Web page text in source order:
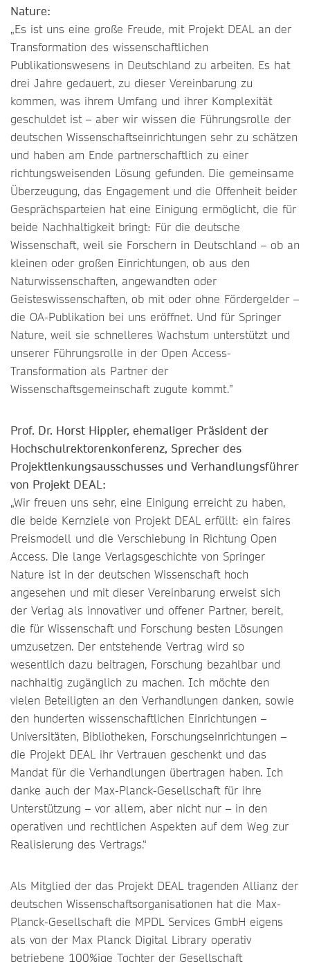
Nature:
„Es ist uns eine große Freude, mit Projekt DEAL an der
Transformation des wissenschaftlichen
Publikationswesens in Deutschland zu arbeiten. Es hat
drei Jahre gedauert, zu dieser Vereinbarung zu
kommen, was ihrem Umfang und ihrer Komplexität
geschuldet ist – aber wir wissen die Führungsrolle der
deutschen Wissenschaftseinrichtungen sehr zu schätzen
und haben am Ende partnerschaftlich zu einer
richtungsweisenden Lösung gefunden. Die gemeinsame
Überzeugung, das Engagement und die Offenheit beider
Gesprächsparteien hat eine Einigung ermöglicht, die für
beide Nachhaltigkeit bringt: Für die deutsche
Wissenschaft, weil sie Forschern in Deutschland – ob an
kleinen oder großen Einrichtungen, ob aus den
Naturwissenschaften, angewandten oder
Geisteswissenschaften, ob mit oder ohne Fördergelder –
die OA-Publikation bei uns eröffnet. Und für Springer
Nature, weil sie schnelleres Wachstum unterstützt und
unserer Führungsrolle in der Open Access-
Transformation als Partner der
Wissenschaftsgemeinschaft zugute kommt.”
Prof. Dr. Horst Hippler, ehemaliger Präsident der
Hochschulrektorenkonferenz, Sprecher des
Projektlenkungsausschusses und Verhandlungsführer
von Projekt DEAL:
„Wir freuen uns sehr, eine Einigung erreicht zu haben,
die beide Kernziele von Projekt DEAL erfüllt: ein faires
Preismodell und die Verschiebung in Richtung Open
Access. Die lange Verlagsgeschichte von Springer
Nature ist in der deutschen Wissenschaft hoch
angesehen und mit dieser Vereinbarung erweist sich
der Verlag als innovativer und offener Partner, bereit,
die für Wissenschaft und Forschung besten Lösungen
umzusetzen. Der entstehende Vertrag wird so
wesentlich dazu beitragen, Forschung bezahlbar und
nachhaltig zugänglich zu machen. Ich möchte den
vielen Beteiligten an den Verhandlungen danken, sowie
den hunderten wissenschaftlichen Einrichtungen –
Universitäten, Bibliotheken, Forschungseinrichtungen –
die Projekt DEAL ihr Vertrauen geschenkt und das
Mandat für die Verhandlungen übertragen haben. Ich
danke auch der Max-Planck-Gesellschaft für ihre
Unterstützung – vor allem, aber nicht nur – in den
operativen und rechtlichen Aspekten auf dem Weg zur
Realisierung des Vertrags.“
Als Mitglied der das Projekt DEAL tragenden Allianz der
deutschen Wissenschaftsorganisationen hat die Max-
Planck-Gesellschaft die MPDL Services GmbH eigens
als von der Max Planck Digital Library operativ
betriebene 100%ige Tochter der Gesellschaft